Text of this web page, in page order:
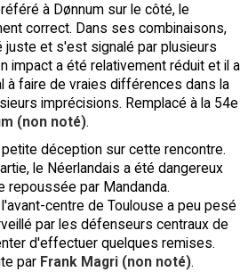
à Dønnum sur le côté, le
correct. Dans ses combinaisons,
juste et s'est signalé par plusieurs
impact a été relativement réduit et il a
à faire de vraies différences dans la
imprécisions. Remplacé à la 54e
(non noté).
petite déception sur cette rencontre.
le Néerlandais a été dangereux
repoussée par Mandanda.
centre de Toulouse a peu pesé
par les défenseurs centraux de
d'effectuer quelques remises.
par Frank Magri (non noté).